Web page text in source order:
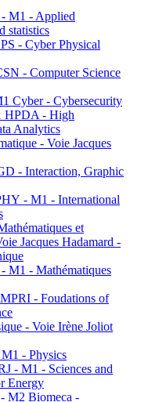
M1 - Applied
statistics
- Cyber Physical
- Computer Science
Cyber - Cybersecurity
HPDA - High
Analytics
- Voie Jacques
- Interaction, Graphic
- M1 - International
et
Jacques Hadamard -
M1 - Mathématiques
- Foudations of
- Voie Irène Joliot
- Physics
- M1 - Sciences and
Energy
M2 Biomeca -